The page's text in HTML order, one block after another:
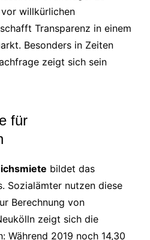
willkürlichen
Transparenz in einem
Besonders in Zeiten
zeigt sich sein
für
bildet das
Sozialämter nutzen diese
Berechnung von
zeigt sich die
Während 2019 noch 14,30